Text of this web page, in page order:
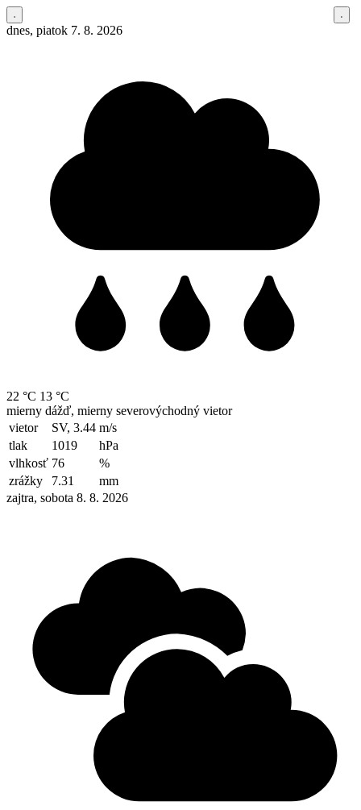
dnes, piatok 7. 8. 2026
22 °C 13 °C
mierny dážď, mierny severovýchodný vietor
vietor
SV, 3.44 m/s
tlak
1019
hPa
vlhkosť 76
%
zrážky
7.31
mm
zajtra, sobota 8. 8. 2026